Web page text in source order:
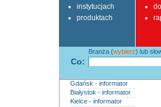
instytucjach
produktach
Co:
Branża (wybierz) lub
Gdańsk - informator
Białystok - informator
Kielce - informator